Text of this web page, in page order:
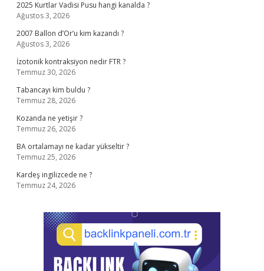
2025 Kurtlar Vadisi Pusu hangi kanalda ?
Ağustos 3, 2026
2007 Ballon d’Or’u kim kazandı ?
Ağustos 3, 2026
İzotonik kontraksiyon nedir FTR ?
Temmuz 30, 2026
Tabancayı kim buldu ?
Temmuz 28, 2026
Kozanda ne yetişir ?
Temmuz 26, 2026
BA ortalamayı ne kadar yükseltir ?
Temmuz 25, 2026
Kardeş ingilizcede ne ?
Temmuz 24, 2026